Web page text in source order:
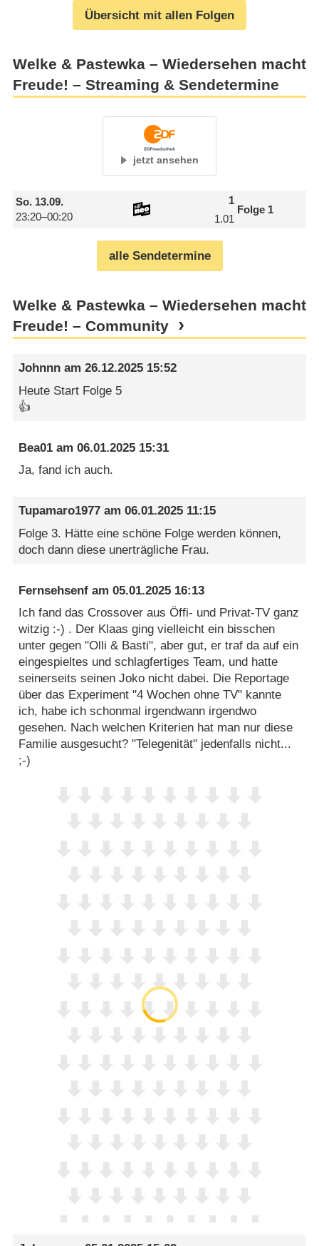
Übersicht mit allen Folgen
Welke & Pastewka – Wiedersehen macht
Freude! – Streaming & Sendetermine
jetzt ansehen
So.13.09.
23:20–00:20
1
1.01
Folge 1
alle Sendetermine
Welke & Pastewka – Wiedersehen macht
Freude! – Community
Johnnn am26.12.2025 15:52
Heute Start Folge 5
👍
Bea01 am06.01.2025 15:31
Ja, fand ich auch.
Tupamaro1977 am06.01.2025 11:15
Folge 3. Hätte eine schöne Folge werden können,
doch dann diese unerträgliche Frau.
Fernsehsenf am05.01.2025 16:13
Ich fand das Crossover aus Öffi- und Privat-TV ganz
witzig :-) . Der Klaas ging vielleicht ein bisschen
unter gegen "Olli & Basti", aber gut, er traf da auf ein
eingespieltes und schlagfertiges Team, und hatte
seinerseits seinen Joko nicht dabei. Die Reportage
über das Experiment "4 Wochen ohne TV" kannte
ich, habe ich schonmal irgendwann irgendwo
gesehen. Nach welchen Kriterien hat man nur diese
Familie ausgesucht? "Telegenität" jedenfalls nicht...
;-)